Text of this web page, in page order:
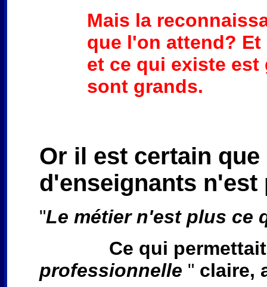
Mais la
que l'on attend?
et ce qui existe
sont grands.
Or il est certain
d'enseignants n'est
"Le métier n'est plus ce
Ce qui
professionnelle " claire,